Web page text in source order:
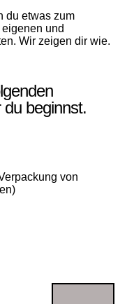
du etwas zum
und
Wir zeigen dir wie.
du beginnst.
von